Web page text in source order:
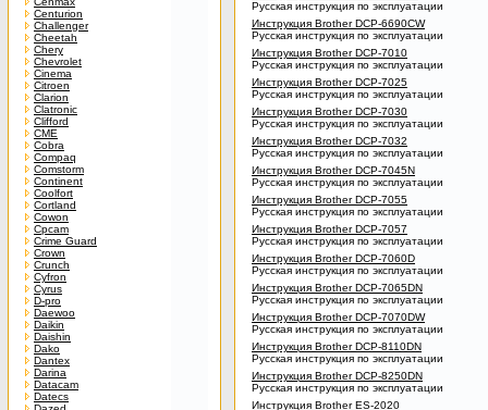
Centurion
Challenger
Cheetah
Chery
Chevrolet
Cinema
Citroen
Clarion
Clatronic
Clifford
CME
Cobra
Compaq
Comstorm
Continent
Coolfort
Cortland
Cowon
Cpcam
Crime Guard
Crown
Crunch
Cyfron
Cyrus
D-pro
Daewoo
Daikin
Daishin
Dako
Dantex
Darina
Datacam
Datecs
Русская инструкция по эксплуатации
Инструкция Brother DCP-6690CW
Русская инструкция по эксплуатации
Инструкция Brother DCP-7010
Русская инструкция по эксплуатации
Инструкция Brother DCP-7025
Русская инструкция по эксплуатации
Инструкция Brother DCP-7030
Русская инструкция по эксплуатации
Инструкция Brother DCP-7032
Русская инструкция по эксплуатации
Инструкция Brother DCP-7045N
Русская инструкция по эксплуатации
Инструкция Brother DCP-7055
Русская инструкция по эксплуатации
Инструкция Brother DCP-7057
Русская инструкция по эксплуатации
Инструкция Brother DCP-7060D
Русская инструкция по эксплуатации
Инструкция Brother DCP-7065DN
Русская инструкция по эксплуатации
Инструкция Brother DCP-7070DW
Русская инструкция по эксплуатации
Инструкция Brother DCP-8110DN
Русская инструкция по эксплуатации
Инструкция Brother DCP-8250DN
Русская инструкция по эксплуатации
Инструкция Brother ES-2020